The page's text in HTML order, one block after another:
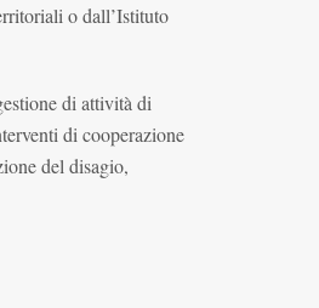
o dall’Istituto
di attività di
di cooperazione
del disagio,